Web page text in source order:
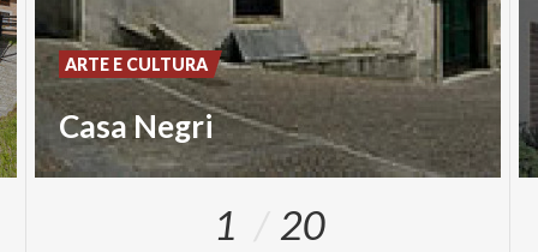
Casa Negri
ARTE E CULTURA
1 20